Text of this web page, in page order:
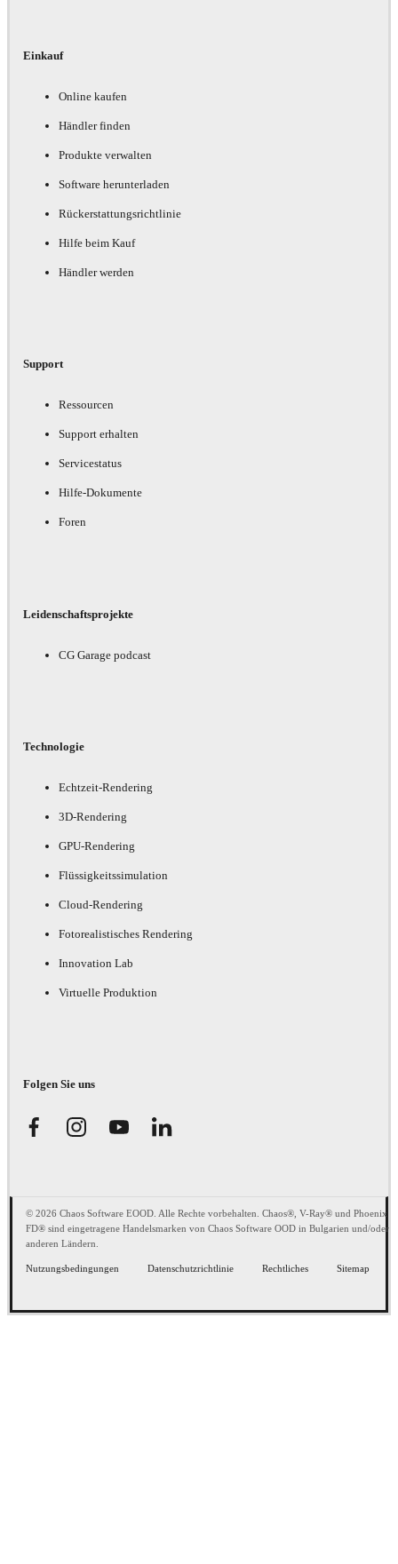
Einkauf
Online kaufen
Händler finden
Produkte verwalten
Software herunterladen
Rückerstattungsrichtlinie
Hilfe beim Kauf
Händler werden
Support
Ressourcen
Support erhalten
Servicestatus
Hilfe-Dokumente
Foren
Leidenschaftsprojekte
CG Garage podcast
Technologie
Echtzeit-Rendering
3D-Rendering
GPU-Rendering
Flüssigkeitssimulation
Cloud-Rendering
Fotorealistisches Rendering
Innovation Lab
Virtuelle Produktion
Folgen Sie uns
© 2026 Chaos Software EOOD. Alle Rechte vorbehalten. Chaos®, V-Ray® und Phoenix
FD® sind eingetragene Handelsmarken von Chaos Software OOD in Bulgarien und/oder
anderen Ländern.
Nutzungsbedingungen Datenschutzrichtlinie Rechtliches Sitemap